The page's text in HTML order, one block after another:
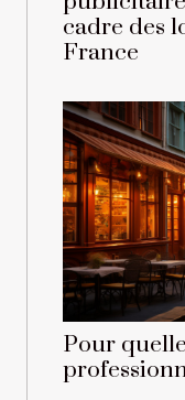
cadre des
France
Pour